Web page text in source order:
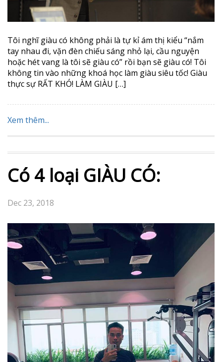
Tôi nghĩ giàu có không phải là tự kỉ ám thị kiểu “nắm
tay nhau đi, vặn đèn chiếu sáng nhỏ lại, cầu nguyện
hoặc hét vang là tôi sẽ giàu có” rồi bạn sẽ giàu có! Tôi
không tin vào những khoá học làm giàu siêu tốc! Giàu
thực sự RẤT KHÓ! LÀM GIÀU […]
Xem thêm...
Có 4 loại GIÀU CÓ:
Dec 23, 2018